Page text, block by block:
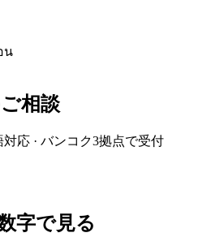
น
相談
応 · バンコク3拠点で受付
字で見る